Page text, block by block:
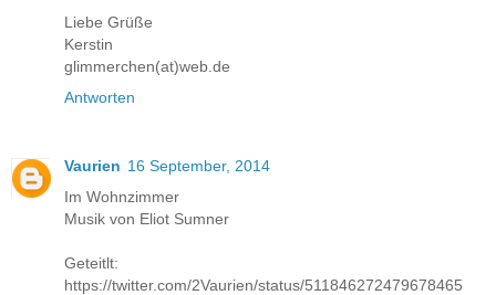
Liebe Grüße
Kerstin
glimmerchen(at)web.de
Antworten
Vaurien 16 September, 2014
Im Wohnzimmer
Musik von Eliot Sumner
Geteitlt:
https://twitter.com/2Vaurien/status/511846272479678465